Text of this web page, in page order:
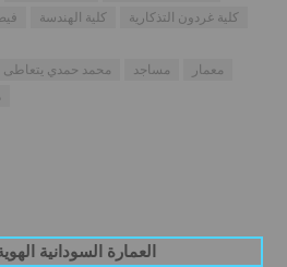
كلية الهندسة
كلية غردون التذكارية
محمد حمدي يتعاطى
مساجد
معمار
العمارة السودانية